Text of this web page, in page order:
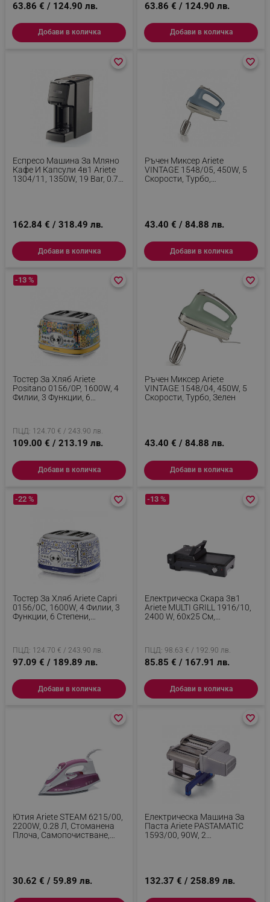
63.86 € / 124.90 лв.
Добави в количка
63.86 € / 124.90 лв.
Добави в количка
Еспресо Машина За Мляно
Кафе И Капсули 4в1 Ariete
1304/11, 1350W, 19 Bar, 0.7
162.84 € / 318.49 лв.
favorite_border
favorite_border
Добави в количка
Ръчен Миксер Ariete
VINTAGE 1548/05, 450W, 5
Скорости, Турбо,
43.40 € / 84.88 лв.
favorite_border
favorite_border
Добави в количка
Тостер За Хляб Ariete
Positano 0156/0P, 1600W, 4
Филии, 3 Функции, 6
-13 %
ПЦД: 124.70 € / 243.90 лв.
109.00 € / 213.19 лв.
favorite_border
favorite_border
Добави в количка
Ръчен Миксер Ariete
VINTAGE 1548/04, 450W, 5
Скорости, Турбо, Зелен
43.40 € / 84.88 лв.
favorite_border
favorite_border
Добави в количка
Тостер За Хляб Ariete Capri
0156/0C, 1600W, 4 Филии, 3
Функции, 6 Степени,
-22 %
ПЦД: 124.70 € / 243.90 лв.
97.09 € / 189.89 лв.
favorite_border
favorite_border
Добави в количка
Електрическа Скара 3в1
Ariete MULTI GRILL 1916/10,
2400 W, 60x25 См,
-13 %
ПЦД: 98.63 € / 192.90 лв.
85.85 € / 167.91 лв.
favorite_border
favorite_border
Добави в количка
Ютия Ariete STEAM 6215/00,
2200W, 0.28 Л, Стоманена
Плоча, Самопочистване,
30.62 € / 59.89 лв.
favorite_border
favorite_border
Електрическа Машина За
Паста Ariete PASTAMATIC
1593/00, 90W, 2
132.37 € / 258.89 лв.
favorite_border
favorite_border